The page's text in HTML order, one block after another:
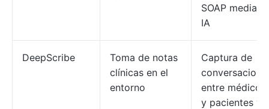
SOAP
IA
DeepScribe
Toma de notas
clínicas en el
entorno
Captura de
entre médicos
y pacientes y